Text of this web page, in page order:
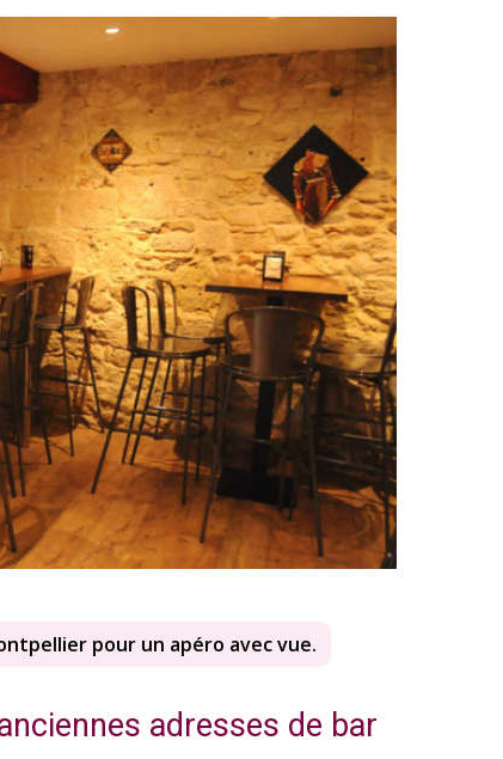
pour un apéro avec vue.
adresses de bar